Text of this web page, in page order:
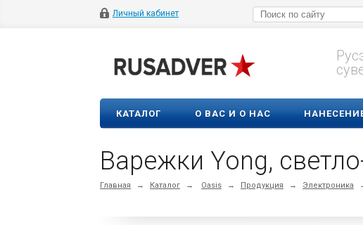
Личный кабинет
КАТАЛОГ О ВАС И О НАС
Варежки Yong,
Главная → Каталог → Oasis → Продукция → Электроника